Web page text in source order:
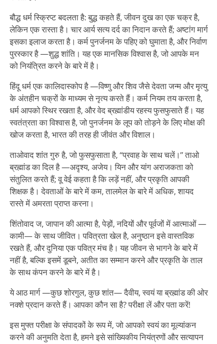
बौद्ध धर्म स्क्रिप्ट बदलता है: बुद्ध कहते हैं, जीवन दुख का एक चक्र है,
लेकिन एक रास्ता है। चार आर्य सत्य दर्द का निदान करते हैं; अष्टांग मार्ग
इसका इलाज करता है। कर्म पुनर्जनम के पहिए को घुमाता है, और निर्वाण
पुरस्कार है —शुद्ध शांति। यह एक मानसिक विश्वास है, जो आपके मन
को नियंत्रित करने के बारे में है।
हिंदू धर्म एक कालिदास्कोप है —विष्णु और शिव जैसे देवता जन्म और मृत्यु
के अंतहीन चक्रों के माध्यम से नृत्य करते हैं। कर्म नियम तय करता है,
धर्म आपको स्थिर रखता है, और वेद ब्रह्मांडीय रहस्य फुसफुसाते हैं। यह
स्वतंत्रता का विश्वास है, जो पुनर्जनम के लूप को तोड़ने के लिए मोक्ष की
खोज करता है, भारत की तरह ही जीवंत और विशाल।
ताओवाद शांत गुरु है, जो फुसफुसाता है, “प्रवाह के साथ चलें।” ताओ
ब्रह्मांड का दिल है —अदृश्य, अजेय। यिन और यांग अराजकता को
संतुलित करते हैं; वू वेई कहता है कि लड़ें नहीं, और प्रकृति आपकी
शिक्षक है। देवताओं के बारे में कम, तालमेल के बारे में अधिक, शायद
रास्ते में अमरता प्राप्त करना।
शिंतोवाद ज, जापान की आत्मा है, पेड़ों, नदियों और पूर्वजों में आत्माओं —
कामी— के साथ जीवित। पवित्रता खेल है, अनुष्ठान इसे वास्तविक
रखते हैं, और दुनिया एक पवित्र मंच है। यह जीवन से भागने के बारे में
नहीं है, बल्कि इसमें डूबने, अतीत का सम्मान करने और प्रकृति के ताल
के साथ कंपन करने के बारे में है।
ये आठ मार्ग —कुछ शोरगुल, कुछ शांत— दैवीय, स्वयं या ब्रह्मांड की ओर
नक्शे प्रदान करते हैं। आपका कौन सा है? परीक्षा लें और पता करें!
इस मुफ्त परीक्षा के संपादकों के रूप में, जो आपको स्वयं का मूल्यांकन
करने की अनुमति देता है, हमने इसे सांख्यिकीय नियंत्रणों और सत्यापन